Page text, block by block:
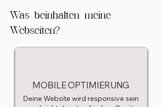
Was beinhalten meine
Webseiten?
MOBILE OPTIMIERUNG
Deine Website wird responsive sein